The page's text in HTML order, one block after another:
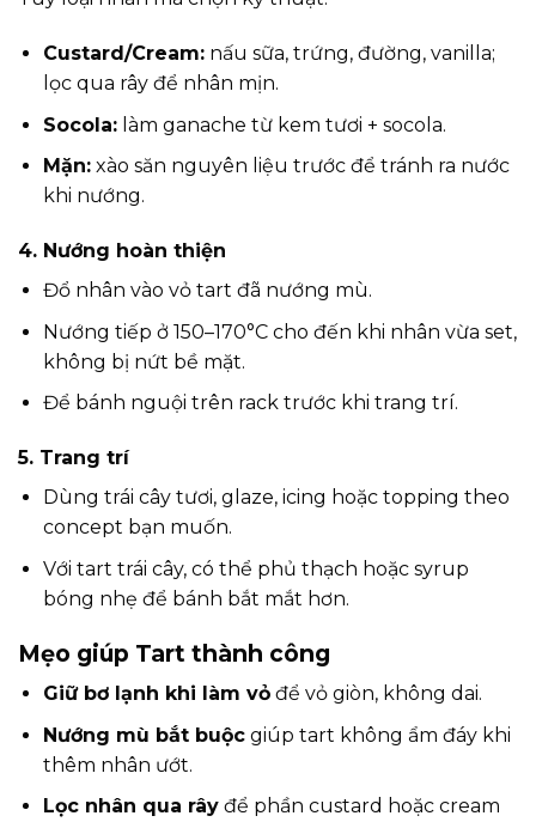
Custard/Cream:nấu sữa, trứng, đường, vanilla;
lọc qua rây để nhân mịn.
Socola:làm ganache từ kem tươi + socola.
Mặn:xào săn nguyên liệu trước để tránh ra nước
khi nướng.
4. Nướng hoàn thiện
Đổ nhân vào vỏ tart đã nướng mù.
Nướng tiếp ở 150–170°C cho đến khi nhân vừa set,
không bị nứt bề mặt.
Để bánh nguội trên rack trước khi trang trí.
5. Trang trí
Dùng trái cây tươi, glaze, icing hoặc topping theo
concept bạn muốn.
Với tart trái cây, có thể phủ thạch hoặc syrup
bóng nhẹ để bánh bắt mắt hơn.
Mẹo giúp Tart thành công
Giữ bơ lạnh khi làm vỏđể vỏ giòn, không dai.
Nướng mù bắt buộcgiúp tart không ẩm đáy khi
thêm nhân ướt.
Lọc nhân qua râyđể phần custard hoặc cream